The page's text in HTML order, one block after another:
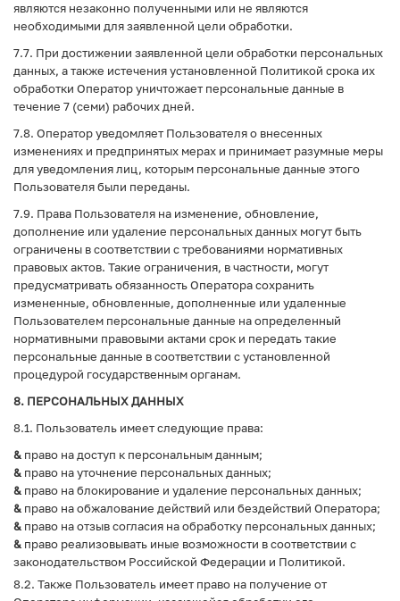
являются незаконно полученными или не являются
необходимыми для заявленной цели обработки.
7.7. При достижении заявленной цели обработки персональных
данных, а также истечения установленной Политикой срока их
обработки Оператор уничтожает персональные данные в
течение 7 (семи) рабочих дней.
7.8. Оператор уведомляет Пользователя о внесенных
изменениях и предпринятых мерах и принимает разумные меры
для уведомления лиц, которым персональные данные этого
Пользователя были переданы.
7.9. Права Пользователя на изменение, обновление,
дополнение или удаление персональных данных могут быть
ограничены в соответствии с требованиями нормативных
правовых актов. Такие ограничения, в частности, могут
предусматривать обязанность Оператора сохранить
измененные, обновленные, дополненные или удаленные
Пользователем персональные данные на определенный
нормативными правовыми актами срок и передать такие
персональные данные в соответствии с установленной
процедурой государственным органам.
8. ПЕРСОНАЛЬНЫХ ДАННЫХ
8.1. Пользователь имеет следующие права:
& право на доступ к персональным данным;
& право на уточнение персональных данных;
& право на блокирование и удаление персональных данных;
& право на обжалование действий или бездействий Оператора;
& право на отзыв согласия на обработку персональных данных;
& право реализовывать иные возможности в соответствии с
законодательством Российской Федерации и Политикой.
8.2. Также Пользователь имеет право на получение от